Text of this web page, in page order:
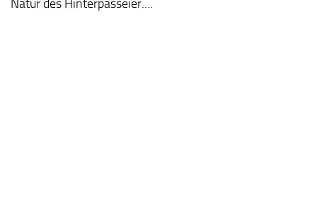
Natur des Hinterpasseier....